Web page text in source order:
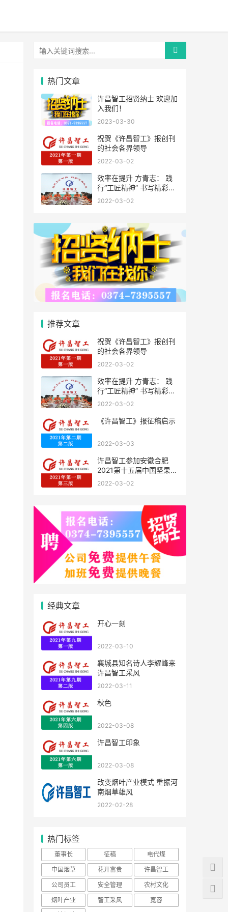
热门文章
许昌智工招贤纳士 欢迎加
入我们！
2023-03-30
祝贺《许昌智工》报创刊
的社会各界领导
2022-03-02
效率在提升 方青志： 践
行“工匠精神” 书写精彩人
生
2022-03-02
推荐文章
祝贺《许昌智工》报创刊
的社会各界领导
2022-03-02
效率在提升 方青志： 践
行“工匠精神” 书写精彩人
生
2022-03-02
《许昌智工》报征稿启示
2022-03-03
许昌智工参加安徽合肥
2021第十五届中国坚果炒
货展掠影
2022-03-02
经典文章
开心一刻
2022-03-10
襄城县知名诗人李耀峰来
许昌智工采风
2022-03-11
秋色
2022-03-08
许昌智工印象
2022-03-08
改变烟叶产业模式 重振河
南烟草雄风
2022-02-28
热门标签
董事长 征稿
电代煤
中国烟草
花开富贵
许昌智工
公司员工
安全管理
农村文化
烟叶产业
智工采风
宽容